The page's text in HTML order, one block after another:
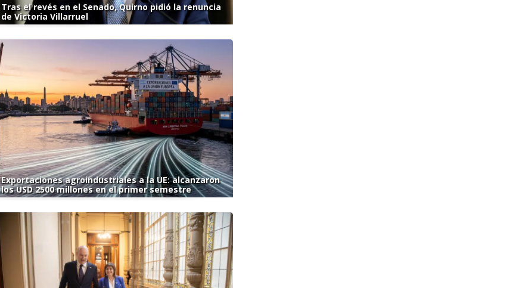
Tras el revés en el Senado, Quirno pidió la renuncia
de Victoria Villarruel
Exportaciones agroindustriales a la UE: alcanzaron
los USD 2500 millones en el primer semestre